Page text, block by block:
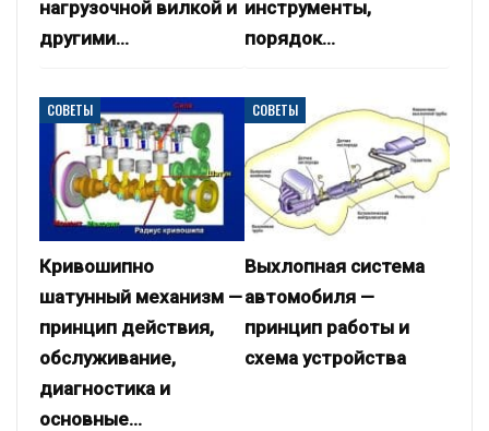
нагрузочной вилкой и
другими…
инструменты,
порядок…
СОВЕТЫ
Кривошипно
шатунный механизм —
принцип действия,
обслуживание,
диагностика и
основные…
СОВЕТЫ
Выхлопная система
автомобиля —
принцип работы и
схема устройства